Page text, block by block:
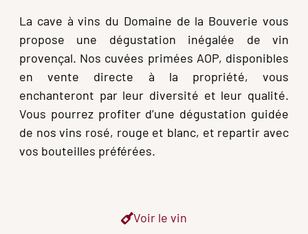
La cave à vins du Domaine de la Bouverie vous
propose une dégustation inégalée de vin
provençal. Nos cuvées primées AOP, disponibles
en vente directe à la propriété, vous
enchanteront par leur diversité et leur qualité.
Vous pourrez profiter d’une dégustation guidée
de nos vins rosé, rouge et blanc, et repartir avec
vos bouteilles préférées.
Voir le vin